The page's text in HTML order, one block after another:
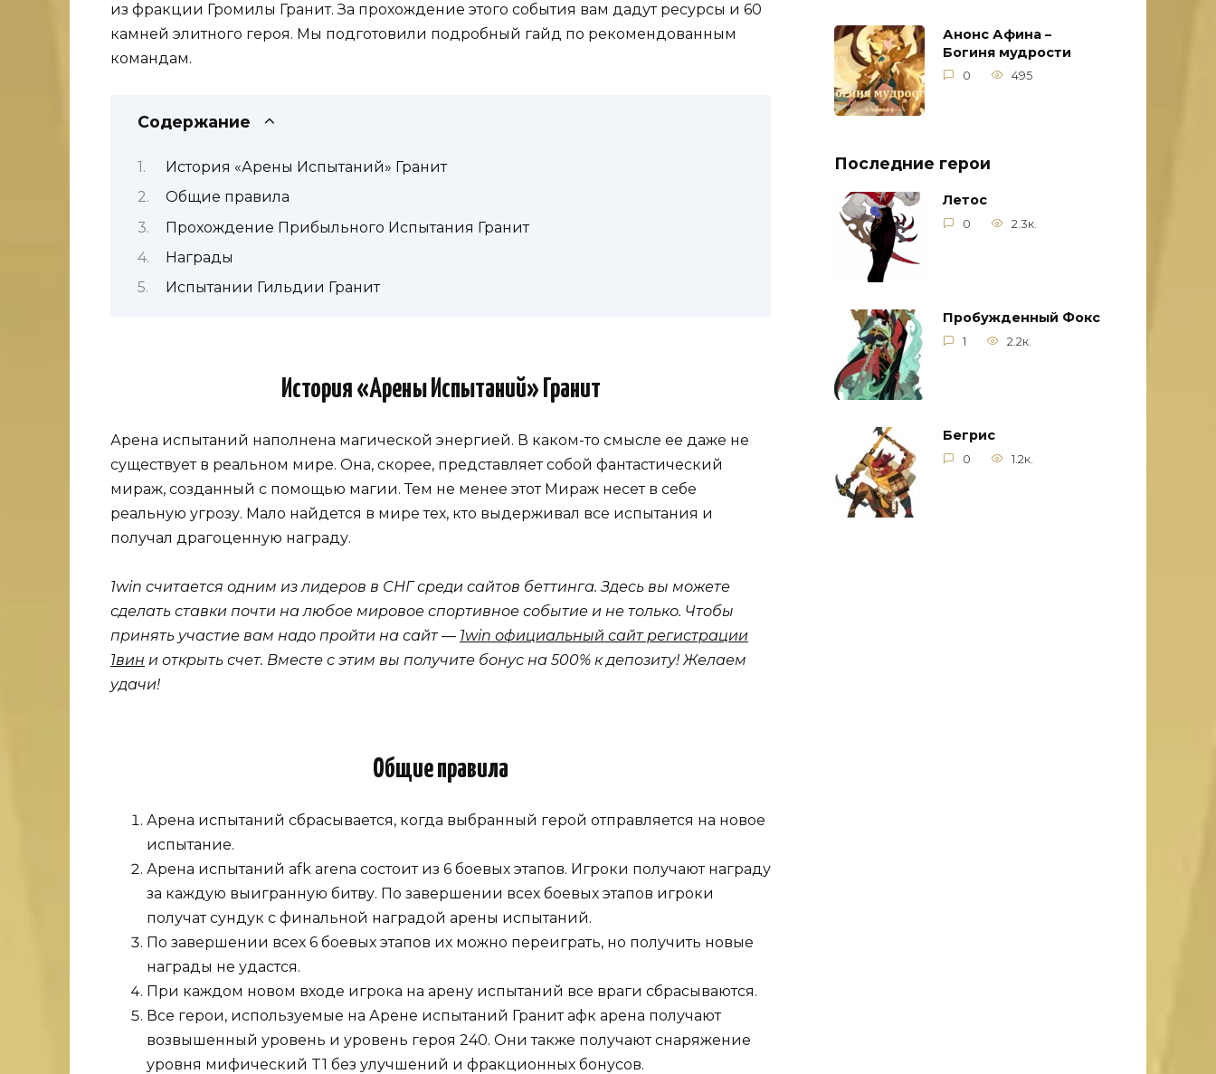
из фракции Громилы Гранит. За прохождение этого события вам дадут ресурсы и 60
камней элитного героя. Мы подготовили подробный гайд по рекомендованным
командам.
Содержание
История «Арены Испытаний» Гранит
Общие правила
Прохождение Прибыльного Испытания Гранит
Награды
Испытании Гильдии Гранит
История «Арены Испытаний» Гранит
Арена испытаний наполнена магической энергией. В каком-то смысле ее даже не
существует в реальном мире. Она, скорее, представляет собой фантастический
мираж, созданный с помощью магии. Тем не менее этот Мираж несет в себе
реальную угрозу. Мало найдется в мире тех, кто выдерживал все испытания и
получал драгоценную награду.
1win считается одним из лидеров в СНГ среди сайтов беттинга. Здесь вы можете
сделать ставки почти на любое мировое спортивное событие и не только. Чтобы
принять участие вам надо пройти на сайт — 1win официальный сайт регистрации
1вин и открыть счет. Вместе с этим вы получите бонус на 500% к депозиту! Желаем
удачи!
Общие правила
Арена испытаний сбрасывается, когда выбранный герой отправляется на новое
испытание.
Арена испытаний afk arena состоит из 6 боевых этапов. Игроки получают награду
за каждую выигранную битву. По завершении всех боевых этапов игроки
получат сундук с финальной наградой арены испытаний.
По завершении всех 6 боевых этапов их можно переиграть, но получить новые
награды не удастся.
При каждом новом входе игрока на арену испытаний все враги сбрасываются.
Все герои, используемые на Арене испытаний Гранит афк арена получают
возвышенный уровень и уровень героя 240. Они также получают снаряжение
уровня мифический T1 без улучшений и фракционных бонусов.
Анонс Афина –
Богиня мудрости
0 495
Последние герои
Летос
0 2.3к.
Пробужденный Фокс
1 2.2к.
Бегрис
0 1.2к.